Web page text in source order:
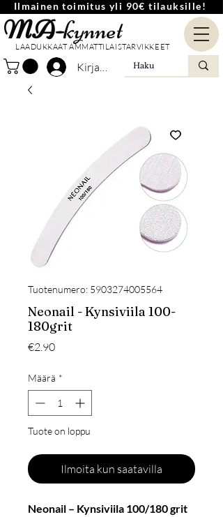
Ilmainen toimitus yli 90€ tilauksille!
MA-kynnet
LAADUKKAAT AMMATTILAISTARVIKKEET
Kirjaudu
Tuotenumero: 5903274005564
Neonail - Kynsiviila 100-
180grit
€2.90Hinta
Määrä *
Tuote on loppu
Ilmoita kun saatavilla
Neonail – Kynsiviila 100/180 grit